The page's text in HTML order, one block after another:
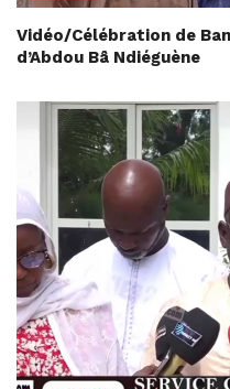
Vidéo/Célébration de
d’Abdou Bâ Ndiéguène